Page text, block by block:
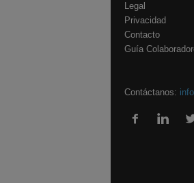
Legal
Privacidad
Contacto
Guía
Contáctanos: